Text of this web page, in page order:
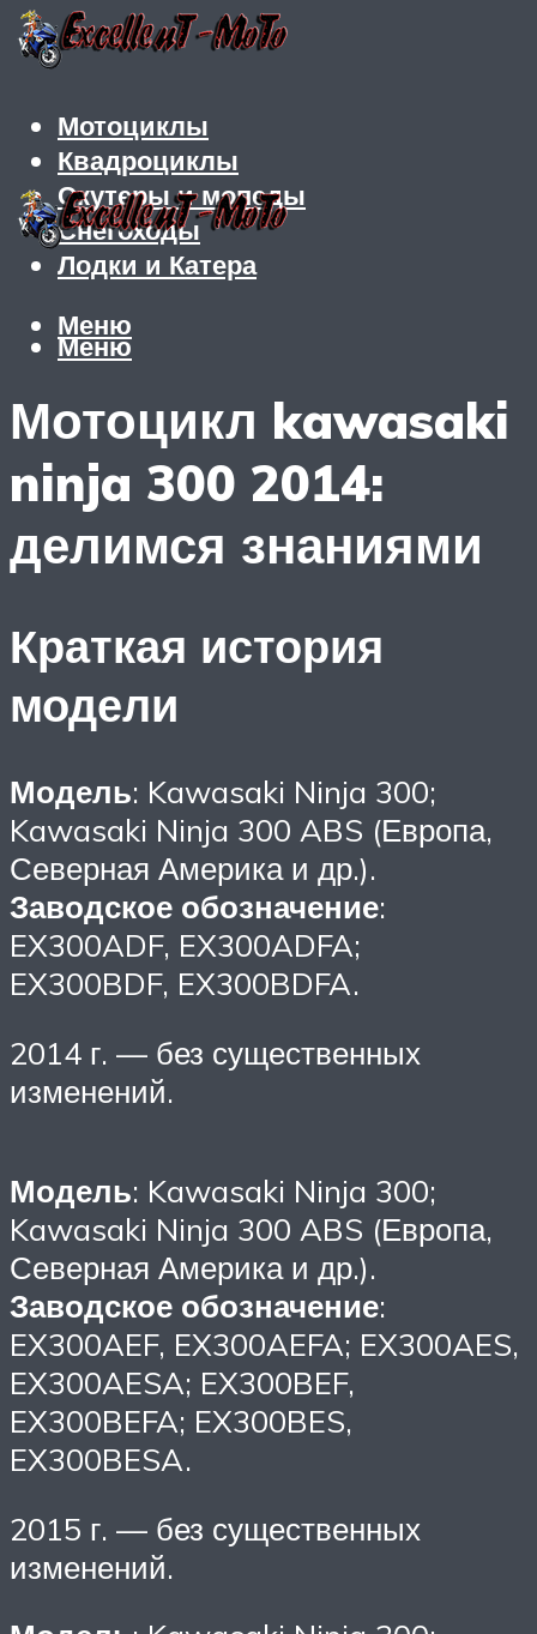
Мотоциклы
Квадроциклы
Скутеры и мопеды
Снегоходы
Лодки и Катера
Меню
Меню
Мотоцикл kawasaki
ninja 300 2014:
делимся знаниями
Краткая история
модели
Модель: Kawasaki Ninja 300;
Kawasaki Ninja 300 ABS (Европа,
Северная Америка и др.).
Заводское обозначение:
EX300ADF, EX300ADFA;
EX300BDF, EX300BDFA.
2014 г. — без существенных
изменений.
Модель: Kawasaki Ninja 300;
Kawasaki Ninja 300 ABS (Европа,
Северная Америка и др.).
Заводское обозначение:
EX300AEF, EX300AEFA; EX300AES,
EX300AESA; EX300BEF,
EX300BEFA; EX300BES,
EX300BESA.
2015 г. — без существенных
изменений.